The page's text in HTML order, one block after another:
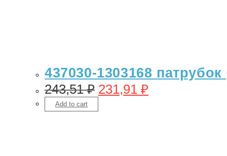
437030-1303168
243,51₽ 231,91 ₽
Add to cart